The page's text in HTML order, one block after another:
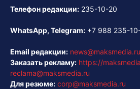
Телефон редакции: 235-10-20
WhatsApp, Telegram: +7 988 235-
Email редакции: news@maksmedia.ru
Заказать рекламу: https://
reclama@maksmedia.ru
Для резюме: corp@maksmedia.ru